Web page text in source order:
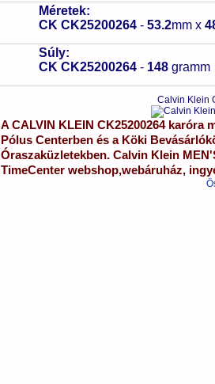
Méretek:
CK CK25200264 - 53.2mm x
Súly:
CK CK25200264 - 148 gramm
Calvin Klein
ACALVIN KLEIN CK25200264 karóra
Pólus Centerben és a Köki
Óraszaküzletekben.Calvin Klein
TimeCenter webshop,webáruház,